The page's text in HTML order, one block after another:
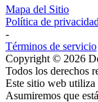
Mapa del Sitio
Política de privacidad
-
Términos de servicio
Copyright © 2026
Todos los derechos
Este sitio web utiliza
Asumiremos que